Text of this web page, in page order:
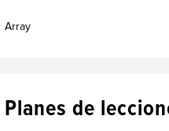
Array
Planes de